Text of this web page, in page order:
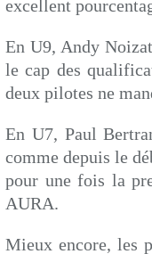
excellent
En U9, Andy
le cap des
deux pilotes ne
En U7, Paul
comme depuis le
pour une fois la
AURA.
Mieux encore, les